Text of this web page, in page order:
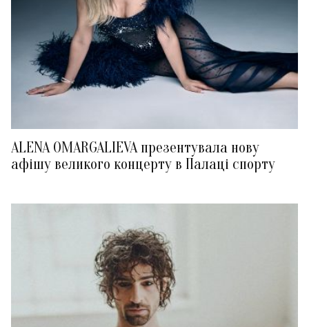
ALENA OMARGALIEVA презентувала нову
афішу великого концерту в Палаці спорту